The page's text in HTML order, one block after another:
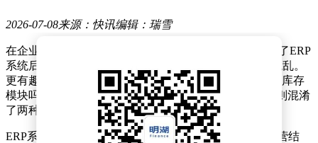
2026-07-08来源：快讯编辑：瑞雪
在企业信息化进程中，一个常见现象是，许多企业引入了ERP
系统后，又计划部署WMS，最终却发现仓库管理依旧混乱。
更有趣的是，一些企业老板会提出疑问：“ERP里不是有库存
模块吗？为什么还需要WMS？”这看似合理的问题，实则混淆
了两种截然不同的系统。
ERP系统本质上并非用于管理仓库，而是聚焦于企业经营结